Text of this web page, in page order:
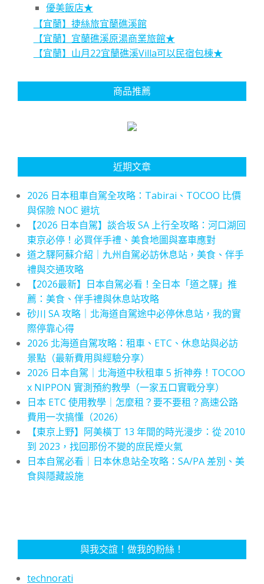
優美飯店★
【宜蘭】捷絲旅宜蘭礁溪館
【宜蘭】宜蘭礁溪原湯商業旅館★
【宜蘭】山月22宜蘭礁溪Villa可以民宿包棟★
商品推薦
近期文章
2026 日本租車自駕全攻略：Tabirai、TOCOO 比價
與保險 NOC 避坑
【2026 日本自駕】談合坂 SA 上行全攻略：河口湖回
東京必停！必買伴手禮、美食地圖與塞車應對
道之驛阿蘇介紹｜九州自駕必訪休息站，美食、伴手
禮與交通攻略
【2026最新】日本自駕必看！全日本「道之驛」推
薦：美食、伴手禮與休息站攻略
砂川 SA 攻略｜北海道自駕途中必停休息站，我的實
際停靠心得
2026 北海道自駕攻略：租車、ETC、休息站與必訪
景點（最新費用與經驗分享）
2026 日本自駕｜北海道中秋租車 5 折神券！TOCOO
x NIPPON 實測預約教學（一家五口實戰分享）
日本 ETC 使用教學｜怎麼租？要不要租？高速公路
費用一次搞懂（2026）
【東京上野】阿美橫丁 13 年間的時光漫步：從 2010
到 2023，找回那份不變的庶民煙火氣
日本自駕必看｜日本休息站全攻略：SA/PA 差別、美
食與隱藏設施
與我交誼！做我的粉絲！
technorati